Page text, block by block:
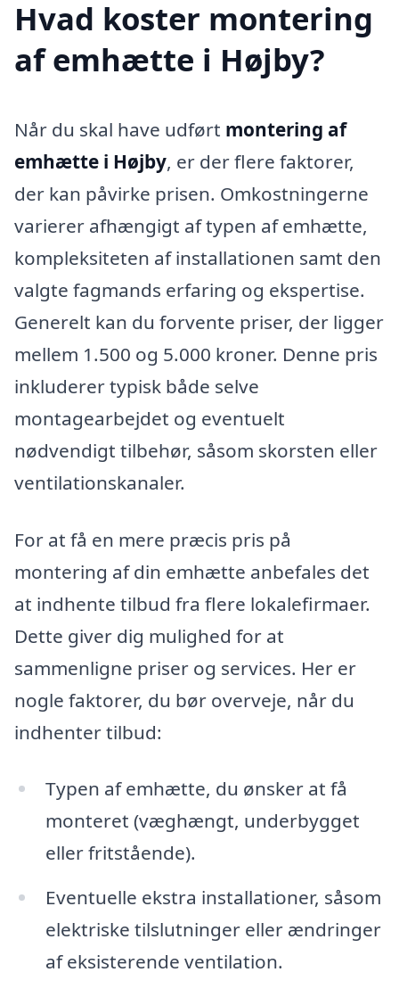
Hvad koster montering
af emhætte i Højby?
Når du skal have udført montering af
emhætte i Højby, er der flere faktorer,
der kan påvirke prisen. Omkostningerne
varierer afhængigt af typen af emhætte,
kompleksiteten af installationen samt den
valgte fagmands erfaring og ekspertise.
Generelt kan du forvente priser, der ligger
mellem 1.500 og 5.000 kroner. Denne pris
inkluderer typisk både selve
montagearbejdet og eventuelt
nødvendigt tilbehør, såsom skorsten eller
ventilationskanaler.
For at få en mere præcis pris på
montering af din emhætte anbefales det
at indhente tilbud fra flere lokalefirmaer.
Dette giver dig mulighed for at
sammenligne priser og services. Her er
nogle faktorer, du bør overveje, når du
indhenter tilbud:
Typen af emhætte, du ønsker at få
monteret (væghængt, underbygget
eller fritstående).
Eventuelle ekstra installationer, såsom
elektriske tilslutninger eller ændringer
af eksisterende ventilation.